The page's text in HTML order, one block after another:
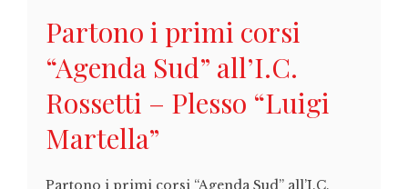
Partono i primi corsi
“Agenda Sud” all’I.C.
Rossetti – Plesso “Luigi
Martella”
Partono i primi corsi “Agenda Sud” all’I.C.